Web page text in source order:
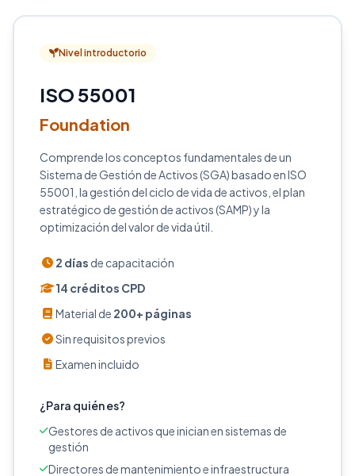
Nivel introductorio
ISO 55001
Foundation
Comprende los conceptos fundamentales de un
Sistema de Gestión de Activos (SGA) basado en ISO
55001, la gestión del ciclo de vida de activos, el plan
estratégico de gestión de activos (SAMP) y la
optimización del valor de vida útil.
2 días de capacitación
14 créditos CPD
Material de 200+ páginas
Sin requisitos previos
Examen incluido
¿Para quién es?
Gestores de activos que inician en sistemas de
gestión
Directores de mantenimiento e infraestructura